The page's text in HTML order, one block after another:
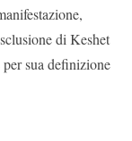
di Keshet
sua definizione